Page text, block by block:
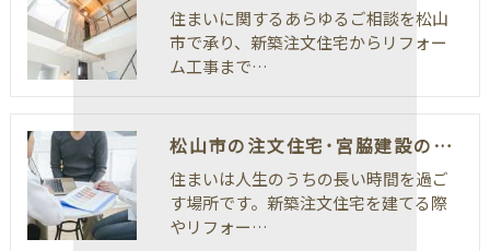
住まいに関するあらゆるご相談を松山
市で承り、新築注文住宅からリフォー
ム工事まで…
松山市の注文住宅･宮脇建設の口コミ情報
住まいは人生のうちの長い時間を過ご
す場所です。新築注文住宅を建てる際
やリフォー…